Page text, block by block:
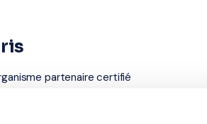
partenaire certifié